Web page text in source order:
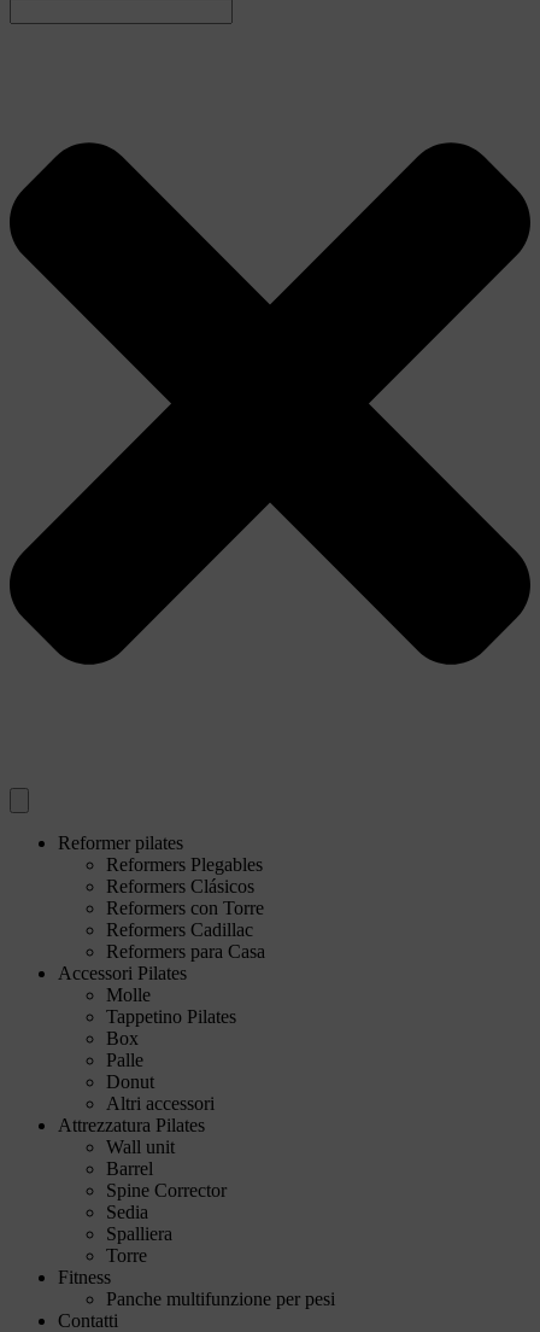
Reformer pilates
Reformers Plegables
Reformers Clásicos
Reformers con Torre
Reformers Cadillac
Reformers para Casa
Accessori Pilates
Molle
Tappetino Pilates
Box
Palle
Donut
Altri accessori
Attrezzatura Pilates
Wall unit
Barrel
Spine Corrector
Sedia
Spalliera
Torre
Fitness
Panche multifunzione per pesi
Contatti